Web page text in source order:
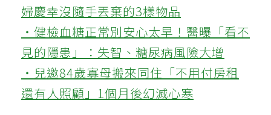
婦慶幸沒隨手丟棄的3樣物品
‧健檢血糖正常別安心太早！醫曝「看不
見的隱患」：失智、糖尿病風險大增
‧兒邀84歲寡母搬來同住「不用付房租
還有人照顧」1個月後幻滅心寒